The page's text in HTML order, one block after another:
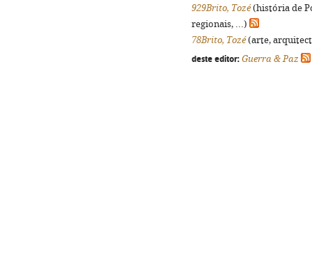
929Brito, Tozé(história de
regionais, ...)
78Brito, Tozé(arte,
deste editor: Guerra & Paz